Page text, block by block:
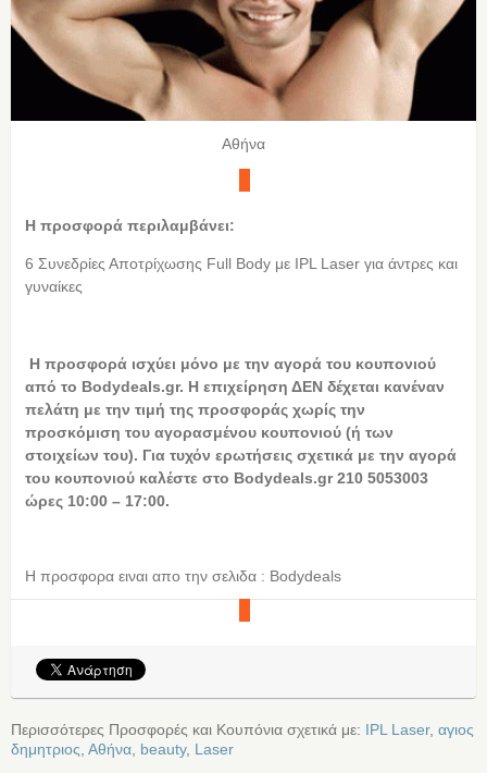
Αθήνα
Η προσφορά περιλαμβάνει:
6 Συνεδρίες Αποτρίχωσης Full Body με IPL Laser για άντρες και
γυναίκες
Η προσφορά ισχύει μόνο με την αγορά του κουπονιού
από το Bodydeals.gr. Η επιχείρηση ΔΕΝ δέχεται κανέναν
πελάτη με την τιμή της προσφοράς χωρίς την
προσκόμιση του αγορασμένου κουπονιού (ή των
στοιχείων του). Για τυχόν ερωτήσεις σχετικά με την αγορά
του κουπονιού καλέστε στο Bodydeals.gr 210 5053003
ώρες 10:00 – 17:00.
Η προσφορα ειναι απο την σελιδα : Bodydeals
Περισσότερες Προσφορές και Κουπόνια σχετικά με: IPL Laser, αγιος
δημητριος Αθήνα beauty, Laser